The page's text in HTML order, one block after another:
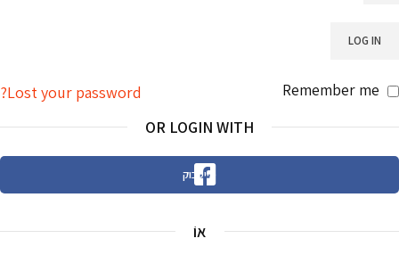
LOG IN
Lost your password?
Remember me
OR LOGIN WITH
פייסבוק
אוֹ